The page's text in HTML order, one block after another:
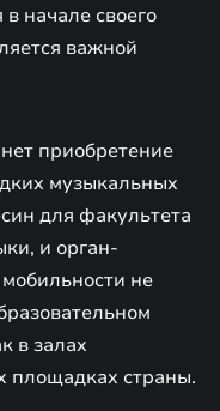
начале своего
важной
приобретение
музыкальных
для факультета
и орган-
не
в залах
площадках страны.